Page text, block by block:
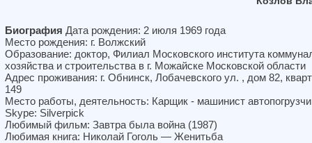
Биография Дата рождения: 2 июля 1969 года
Место рождения: г. Волжский
Образование: доктор, Филиал Московского института
хозяйства и строительства в г. Можайске Московской области
Адрес проживания: г. Обнинск, Лобачевского ул. , дом 82,
149
Место работы, деятельность: Карщик - машинист
Skype: Silverpick
Любимый фильм: Завтра была война (1987)
Любимая книга: Николай Гоголь — Женитьба